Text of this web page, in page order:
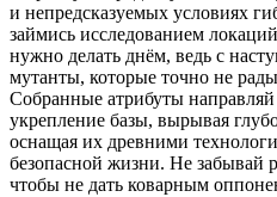
и непредсказуемых условиях
займись исследованием
нужно делать днём, ведь с
мутанты, которые точно не
Собранные атрибуты направляй
укрепление базы, вырывая
оснащая их древними
безопасной жизни. Не забывай
чтобы не дать коварным